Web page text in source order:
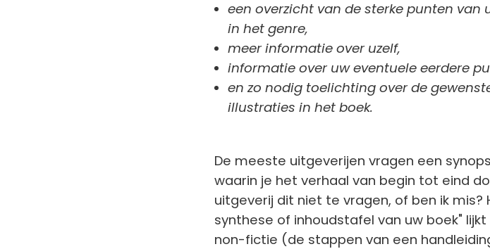
een overzicht van de sterke punten van
in het genre,
meer informatie over uzelf,
informatie over uw eventuele eerdere
en zo nodig toelichting over de
illustraties in het boek.
De meeste uitgeverijen vragen een
waarin je het verhaal van begin tot eind
uitgeverij dit niet te vragen, of ben ik mis?
synthese of inhoudstafel van uw boek"
non-fictie (de stappen van een